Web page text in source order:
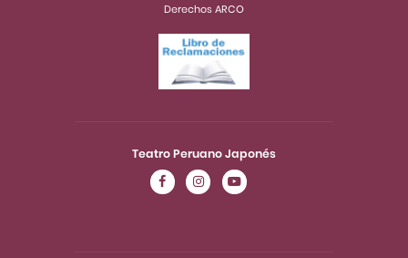
Teatro Peruano Japonés
Derechos ARCO